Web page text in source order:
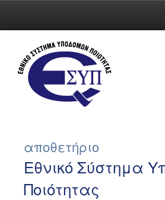
navigation
αποθετήριο
Εθνικό Σύστημα
Ποιότητας